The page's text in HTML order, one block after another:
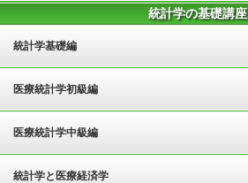
統計学の基礎講座
統計学基礎編
医療統計学初級編
医療統計学中級編
統計学と医療経済学